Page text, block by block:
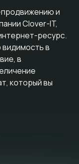
продвижению и
Clover-IT,
ресурс.
в
в
который вы